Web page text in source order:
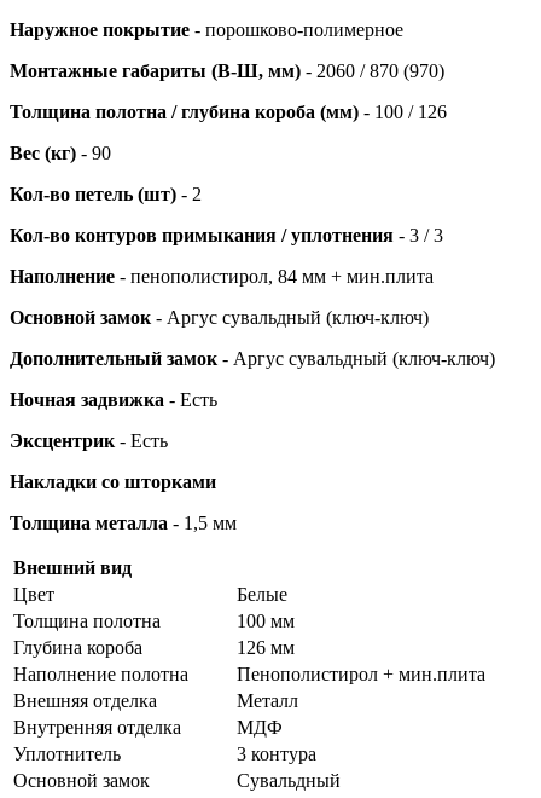
Наружное покрытие - порошково-полимерное
Монтажные габариты (В-Ш, мм) - 2060 / 870 (970)
Толщина полотна / глубина короба (мм) - 100 / 126
Вес (кг) - 90
Кол-во петель (шт) - 2
Кол-во контуров примыкания / уплотнения - 3 / 3
Наполнение - пенополистирол, 84 мм + мин.плита
Основной замок - Аргус сувальдный (ключ-ключ)
Дополнительный замок - Аргус сувальдный (ключ-ключ)
Ночная задвижка - Есть
Эксцентрик - Есть
Накладки со шторками
Толщина металла - 1,5 мм
Внешний вид
Цвет
Белые
Толщина полотна
100 мм
Глубина короба
126 мм
Наполнение полотна
Пенополистирол + мин.плита
Внешняя отделка
Металл
Внутренняя отделка
МДФ
Уплотнитель
3 контура
Основной замок
Сувальдный